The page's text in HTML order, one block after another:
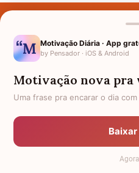
Nomes
Política de
Termos
Motivação Diária · App
by Pensador · iOS & Android
Motivação nova pra
Uma frase pra encarar o dia com